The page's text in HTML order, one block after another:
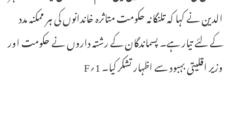
الدین نے کہا کہ تلنگانہ حکومت متاثرہ خاندانوں کی ہر ممکنہ مدد
کے لئے تیار ہے۔ پسماندگان کے رشتہ داروں نے حکومت اور
وزیر اقلیتی بہبود سے اظہار تشکر کیا۔ 1؍F